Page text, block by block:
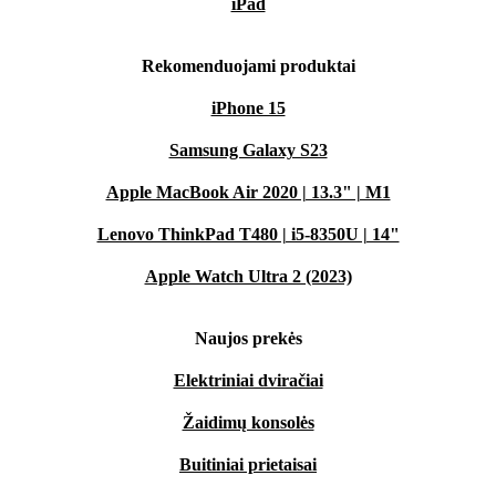
iPad
Rekomenduojami produktai
iPhone 15
Samsung Galaxy S23
Apple MacBook Air 2020 | 13.3" | M1
Lenovo ThinkPad T480 | i5-8350U | 14"
Apple Watch Ultra 2 (2023)
Naujos prekės
Elektriniai dviračiai
Žaidimų konsolės
Buitiniai prietaisai